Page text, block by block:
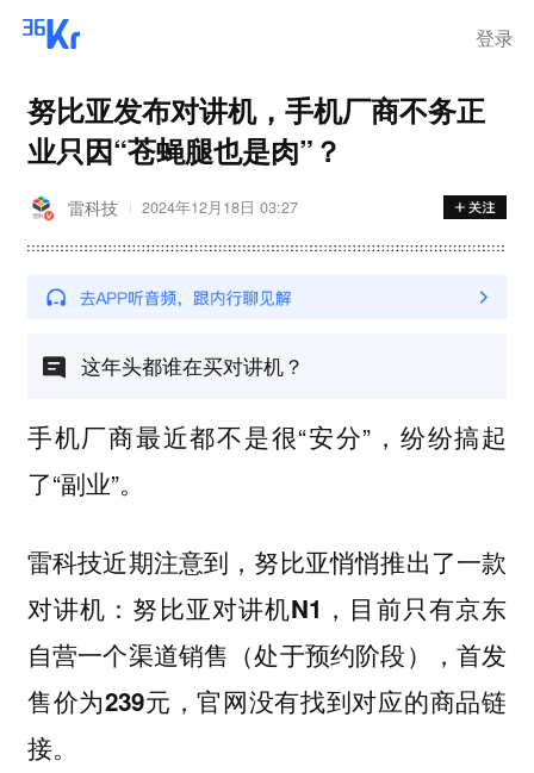
登录
努比亚发布对讲机，手机厂商不务正
业只因“苍蝇腿也是肉”？
雷科技 2024年12月18日 03:27
这年头都谁在买对讲机？
手机厂商最近都不是很“安分”，纷纷搞起
了“副业”。
雷科技近期注意到，努比亚悄悄推出了一款
对讲机： 努比亚对讲机N1，目前只有京东
自营一个渠道销售（处于预约阶段），首发
售价为239元，官网没有找到对应的商品链
接。